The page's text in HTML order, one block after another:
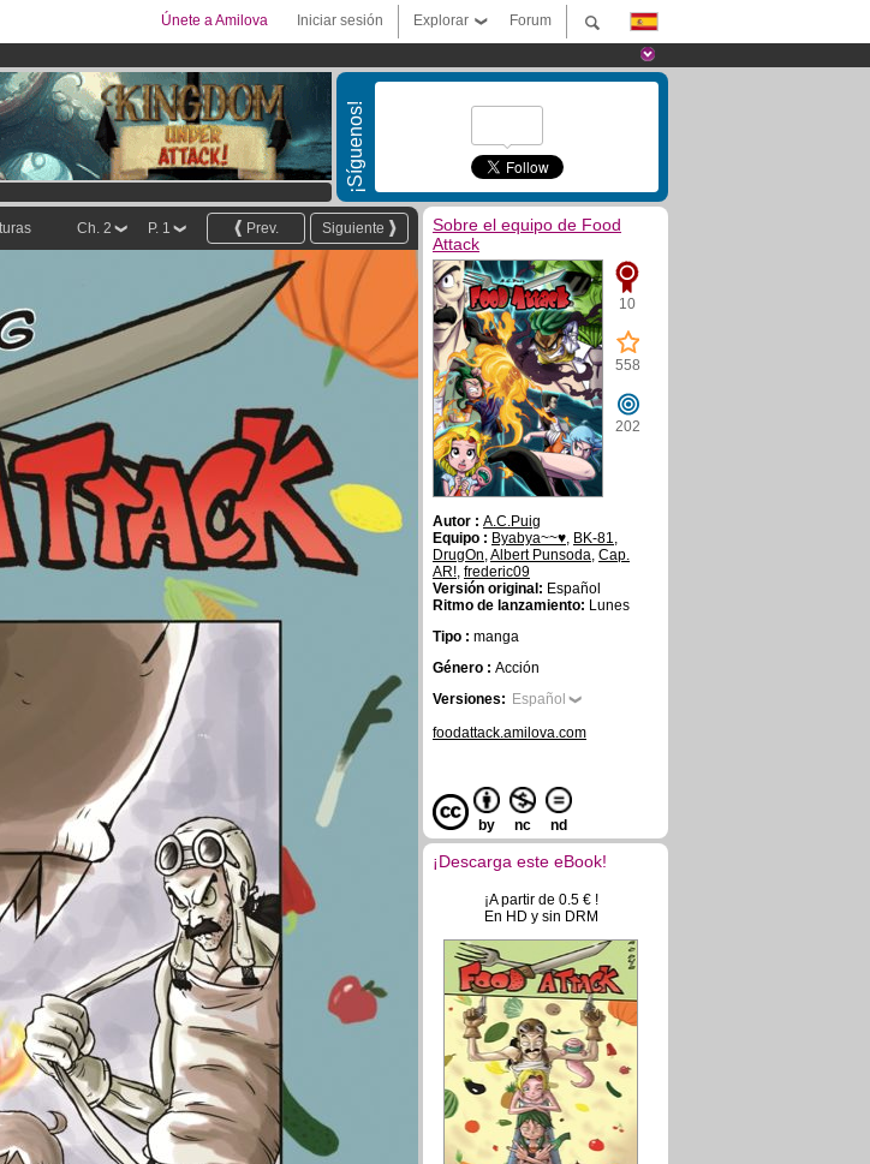
Forum
Explorar
Iniciar sesión
Únete a Amilova
¡Síguenos!
Siguiente
Prev.
P. 1
Ch. 2
Sobre el equipo de Food
Attack
10
558
202
Autor : A.C.Puig
Equipo : Byabya~~♥, BK-81,
DrugOn,Albert Punsoda, Cap.
AR!, frederic09
Versión original: Español
Ritmo de lanzamiento: Lunes
Tipo : manga
Género : Acción
Versiones: Español
foodattack.amilova.com
by nc nd
¡Descarga este eBook!
¡A partir de 0.5 € !
En HD y sin DRM